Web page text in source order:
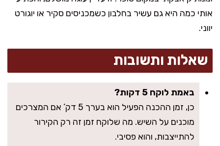
אותי כמה היא גם עשיר בחלבון כשמכניסים סקיר או יוגורט
יווני.
שאלות ותשובות
באמת לוקח 5 דקות?
כן, זמן ההכנה הפעיל הוא בערך 5 דק’ אם המצרכים
מוכנים על השיש. מה שלוקח זמן זה רק הקירור
להתייצבות, והוא פסיבי.